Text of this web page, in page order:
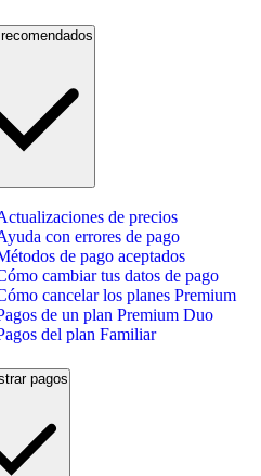
de precios
con errores de pago
de pago aceptados
cambiar tus datos de pago
cancelar los planes Premium
de un plan Premium Duo
del plan Familiar
pagos